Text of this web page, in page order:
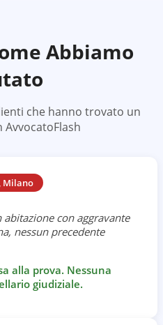
Abbiamo
che hanno trovato un
AvvocatoFlash
Milano
con aggravante
nessun precedente
alla prova. Nessuna
giudiziale.